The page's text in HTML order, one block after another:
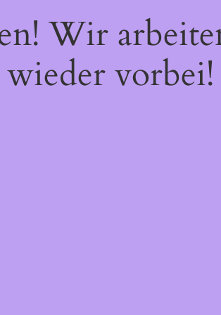
Wir
vorbei!